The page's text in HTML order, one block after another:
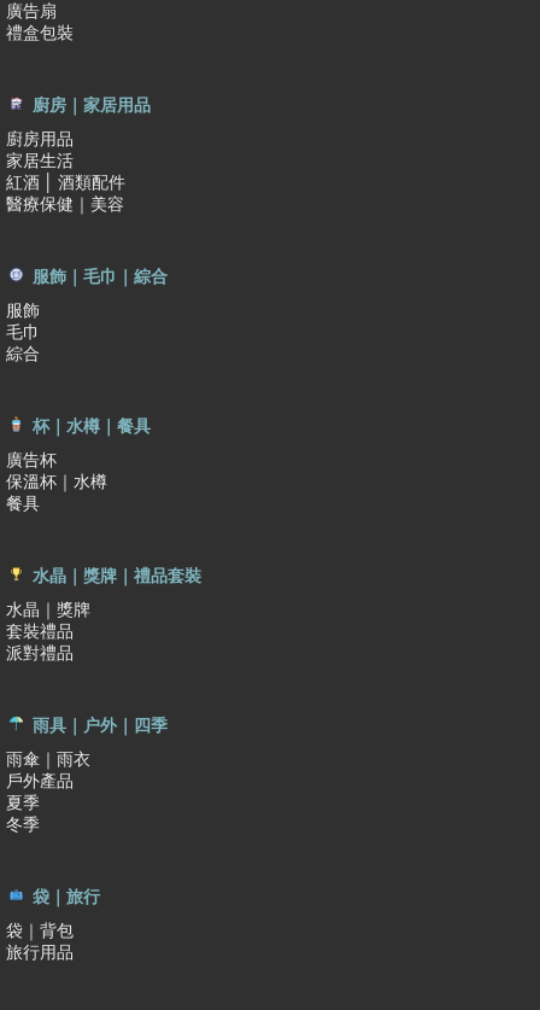
廣告扇
禮盒包裝
廚房｜家居用品
廚房用品
家居生活
紅酒 │ 酒類配件
醫療保健｜美容
服飾｜毛巾｜綜合
服飾
毛巾
綜合
杯｜水樽｜餐具
廣告杯
保溫杯｜水樽
餐具
水晶｜獎牌｜禮品套裝
水晶｜獎牌
套裝禮品
派對禮品
雨具｜户外｜四季
雨傘｜雨衣
戶外產品
夏季
冬季
袋｜旅行
袋｜背包
旅行用品